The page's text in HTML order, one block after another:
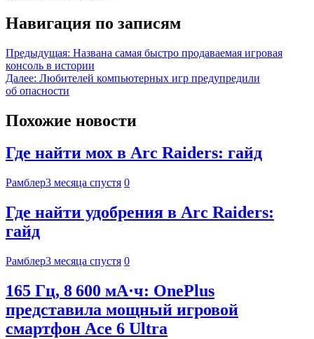
Навигация по записям
Предыдущая: Названа самая быстро продаваемая игровая
консоль в истории
Далее: Любителей компьютерных игр предупредили
об опасности
Похожие новости
Где найти мох в Arc Raiders: гайд
Рамблер3 месяца спустя 0
Где найти удобрения в Arc Raiders:
гайд
Рамблер3 месяца спустя 0
165 Гц, 8 600 мА·ч: OnePlus
представила мощный игровой
смартфон Ace 6 Ultra